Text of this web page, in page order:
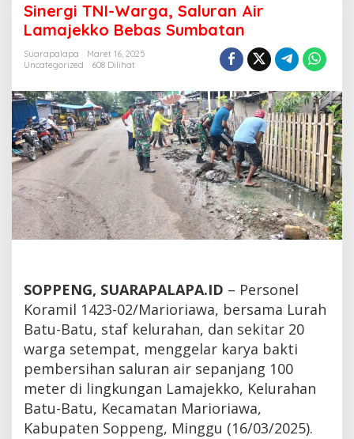
Warga,
Saluran
Sumbatan
Sinergi TNI-Warga, Saluran Air
Lamajekko Bebas Sumbatan
Suarapalapa
Maret 16, 2025
Uncategorized
608 Dilihat
SOPPENG, SUARAPALAPA.ID – Personel
Koramil 1423-02/Marioriawa, bersama Lurah
Batu-Batu, staf kelurahan, dan sekitar 20
warga setempat, menggelar karya bakti
pembersihan saluran air sepanjang 100
meter di lingkungan Lamajekko, Kelurahan
Batu-Batu, Kecamatan Marioriawa,
Kabupaten Soppeng, Minggu (16/03/2025).